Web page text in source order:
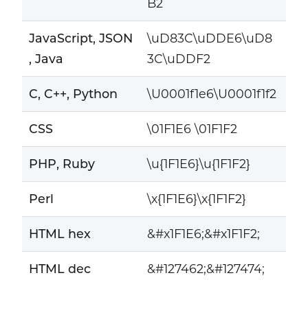
B2
JavaScript, JSON
, Java
\uD83C\uDDE6\uD8
3C\uDDF2
C, C++, Python \U0001f1e6\U0001f1f2
CSS \01F1E6 \01F1F2
PHP, Ruby \u{1F1E6}\u{1F1F2}
Perl \x{1F1E6}\x{1F1F2}
HTML hex &#x1F1E6;&#x1F1F2;
HTML dec &#127462;&#127474;